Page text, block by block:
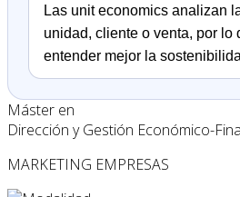
Las unit economics analizan
unidad, cliente o venta, por lo
entender mejor la
Máster en
Dirección y Gestión Económico-
MARKETING EMPRESAS